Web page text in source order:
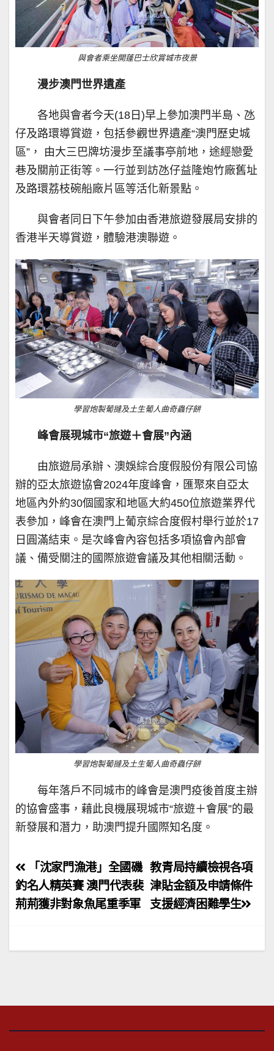
與會者乘坐開蓬巴士欣賞城市夜景
漫步澳門世界遺產
各地與會者今天(18日)早上參加澳門半島、氹
仔及路環導賞遊，包括參觀世界遺產“澳門歷史城
區”， 由大三巴牌坊漫步至議事亭前地，途經戀愛
巷及關前正街等。一行並到訪氹仔益隆炮竹廠舊址
及路環荔枝碗船廠片區等活化新景點。
與會者同日下午參加由香港旅遊發展局安排的
香港半天導賞遊，體驗港澳聯遊。
學習炮製葡撻及土生葡人曲奇蟲仔餅
峰會展現城市“旅遊＋會展”內涵
由旅遊局承辦、澳娛綜合度假股份有限公司協
辦的亞太旅遊協會2024年度峰會，匯聚來自亞太
地區內外約30個國家和地區大約450位旅遊業界代
表參加，峰會在澳門上葡京綜合度假村舉行並於17
日圓滿結束。是次峰會內容包括多項協會內部會
議、備受關注的國際旅遊會議及其他相關活動。
學習炮製葡撻及土生葡人曲奇蟲仔餅
每年落戶不同城市的峰會是澳門疫後首度主辦
的協會盛事，藉此良機展現城市“旅遊＋會展”的最
新發展和潛力，助澳門提升國際知名度。
文
章
導
教青局持續檢視各項
津貼金額及申請條件
支援經濟困難學生
「沈家門漁港」全國磯
釣名人精英賽 澳門代表裴
荊荊獲非對象魚尾重季軍